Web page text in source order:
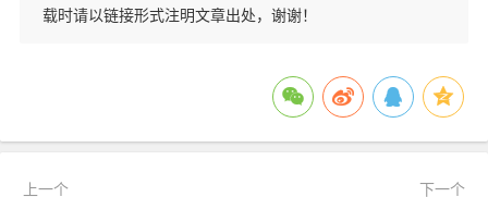
载时请以链接形式注明文章出处，谢谢！
上一个 下一个